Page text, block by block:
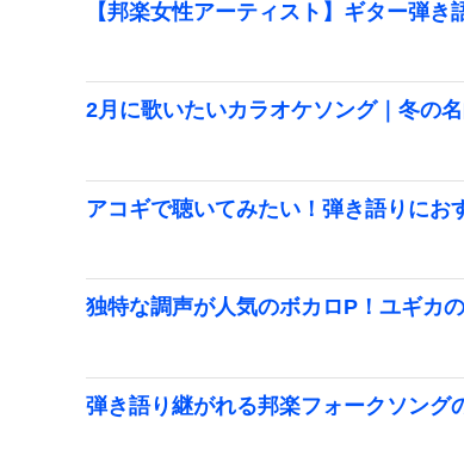
【邦楽女性アーティスト】ギター弾き
2月に歌いたいカラオケソング｜冬の
アコギで聴いてみたい！弾き語りにお
独特な調声が人気のボカロP！ユギカ
弾き語り継がれる邦楽フォークソング